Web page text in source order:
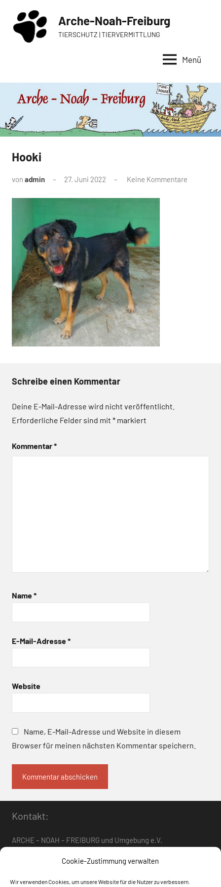
Cookie-Zustimmung verwalten
Wir verwenden Cookies, um unsere Website für die Nutzer zu verbessern.
Inhalt
springen
Arche-Noah-Freiburg
TIERSCHUTZ | TIERVERMITTLUNG
Menü
Hooki
von admin 27. Juni 2022 Keine Kommentare
Schreibe einen Kommentar
Deine E-Mail-Adresse wird nicht veröffentlicht.
Erforderliche Felder sind mit * markiert
Kommentar*
Name*
E-Mail-Adresse*
Website
Name, E-Mail-Adresse und Website in diesem
Browser für meinen nächsten Kommentar speichern.
Kontakt:
ARCHE – NOAH – FREIBURG und Umgebung e.V.
arche-noah-freiburg[at]freenet.de